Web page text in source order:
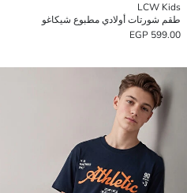
LCW Kids
طقم شورتات أولادي مطبوع شيكاغو
599.00 EGP